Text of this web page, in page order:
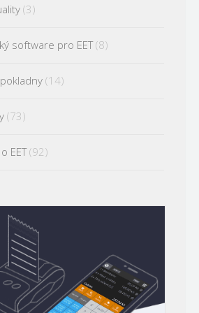
(3)
software pro EET(8)
pokladny(14)
(73)
EET(92)